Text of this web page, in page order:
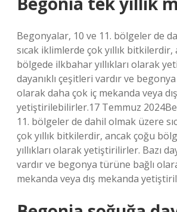
Begonyalar, 10 ve 11. bölgeler de
sıcak iklimlerde çok yıllık bitkilerdir,
bölgede ilkbahar yıllıkları olarak
dayanıklı çeşitleri vardır ve
olarak daha çok iç mekanda veya
yetiştirilebilirler.17 Temmuz
11. bölgeler de dahil olmak üzere
çok yıllık bitkilerdir, ancak çoğu
yıllıkları olarak yetiştirilirler. Bazı
vardır ve begonya türüne bağlı
mekanda veya dış mekanda